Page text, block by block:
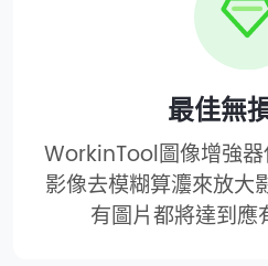
最佳無
WorkinTool圖像增強
影像去模糊算灋來放大
有圖片都將達到應